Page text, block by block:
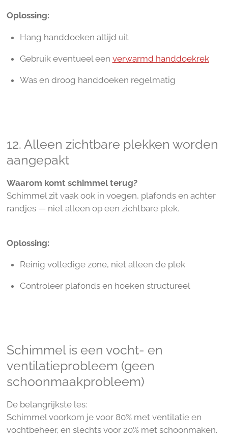
Oplossing:
Hang handdoeken altijd uit
Gebruik eventueel een verwarmd handdoekrek
Was en droog handdoeken regelmatig
12. Alleen zichtbare plekken worden
aangepakt
Waarom komt schimmel terug?
Schimmel zit vaak ook in voegen, plafonds en achter
randjes — niet alleen op een zichtbare plek.
Oplossing:
Reinig volledige zone, niet alleen de plek
Controleer plafonds en hoeken structureel
Schimmel is een vocht- en
ventilatieprobleem (geen
schoonmaakprobleem)
De belangrijkste les:
Schimmel voorkom je voor 80% met ventilatie en
vochtbeheer, en slechts voor 20% met schoonmaken.